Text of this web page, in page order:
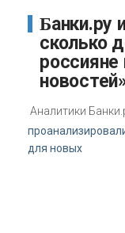
Банки.ру и «Авито Работа»:
сколько
россияне
Аналитики
для новых